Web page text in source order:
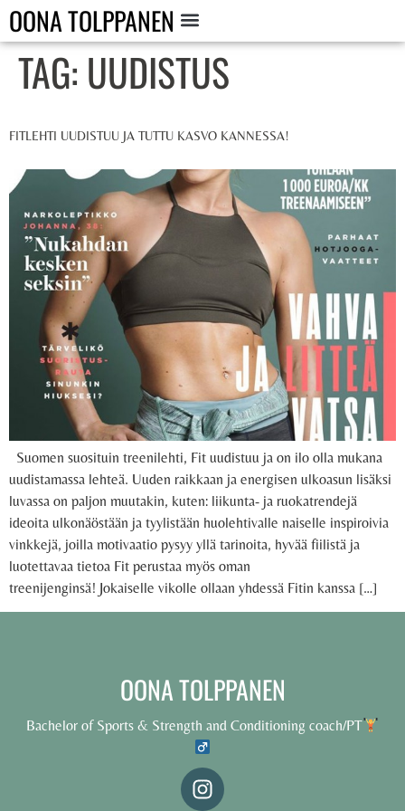
OONA TOLPPANEN
TAG: UUDISTUS
FITLEHTI UUDISTUU JA TUTTU KASVO KANNESSA!
Suomen suosituin treenilehti, Fit uudistuu ja on ilo olla mukana
uudistamassa lehteä. Uuden raikkaan ja energisen ulkoasun lisäksi
luvassa on paljon muutakin, kuten: liikunta- ja ruokatrendejä
ideoita ulkonäöstään ja tyylistään huolehtivalle naiselle inspiroivia
vinkkejä, joilla motivaatio pysyy yllä tarinoita, hyvää fiilistä ja
luotettavaa tietoa Fit perustaa myös oman
treenijenginsä! Jokaiselle vikolle ollaan yhdessä Fitin kanssa […]
OONA TOLPPANEN
Bachelor of Sports & Strength and Conditioning coach/PT